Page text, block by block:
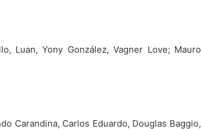
Luan, Yony González, Vagner Love; Mauro
Carandina, Carlos Eduardo, Douglas Baggio,